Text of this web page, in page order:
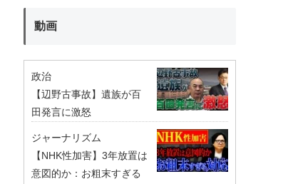
動画
政治
【辺野古事故】遺族が百
田発言に激怒
ジャーナリズム
【NHK性加害】3年放置は
意図的か：お粗末すぎる